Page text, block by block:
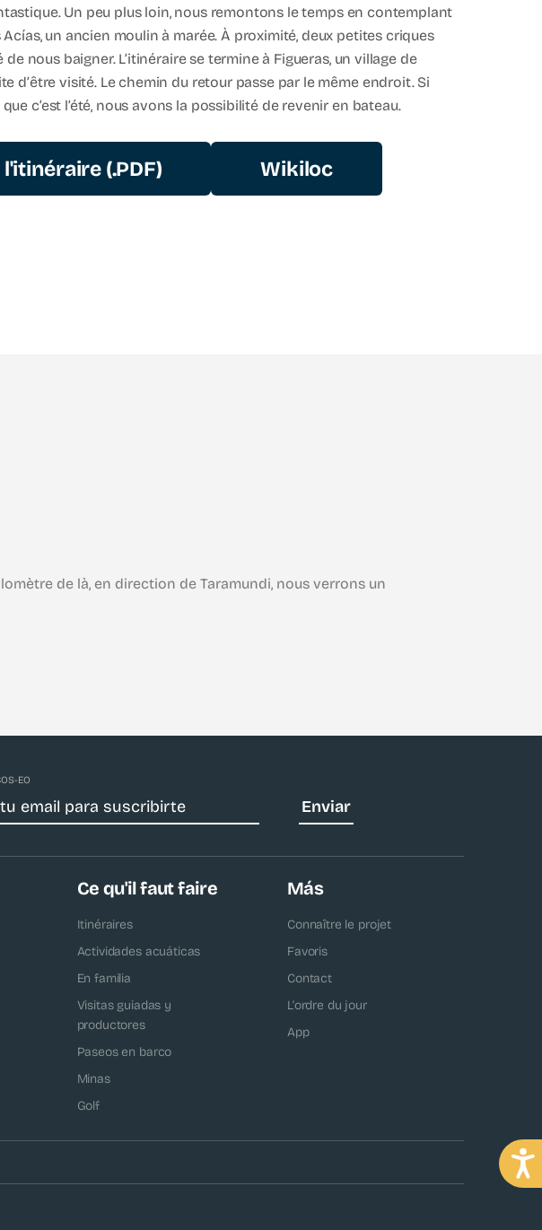
Un peu plus loin, nous remontons le temps en contemplant
un ancien moulin à marée. À proximité, deux petites criques
nous baigner. L’itinéraire se termine à Figueras, un village de
d’être visité. Le chemin du retour passe par le même endroit. Si
c’est l’été, nous avons la possibilité de revenir en bateau.
(.PDF) Wikiloc
de là, en direction de Taramundi, nous verrons un
EO
Ce qu'il faut faire
Itinéraires
Actividades acuáticas
En familia
Visitas guiadas y
productores
Paseos en barco
Minas
Golf
Más
Connaître le projet
Favoris
Contact
L'ordre du jour
App